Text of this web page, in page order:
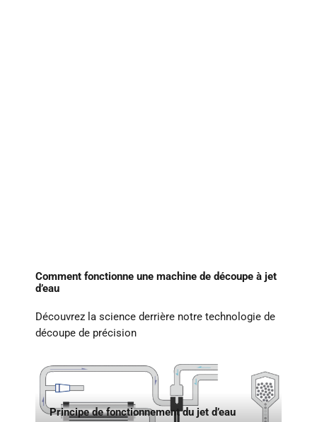
Comment fonctionne une machine de découpe à jet
d’eau
Découvrez la science derrière notre technologie de
découpe de précision
Principe de fonctionnement du jet d’eau